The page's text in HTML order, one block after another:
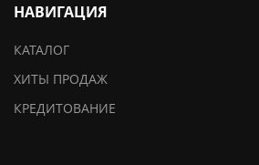
НАВИГАЦИЯ
КАТАЛОГ
ХИТЫ ПРОДАЖ
КРЕДИТОВАНИЕ